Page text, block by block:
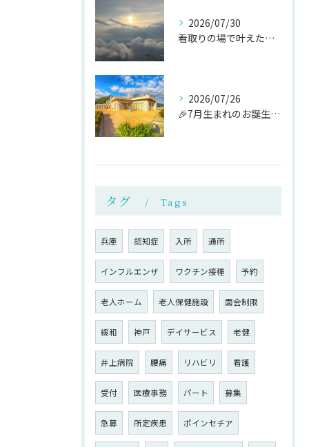
2026/07/30
看取りの場で叶えたご家族の願い
2026/07/26
🎉7月生まれのお誕生日会を開催しました🎂
タグ Tags
兵庫 認知症 入所 通所
インフルエンザ ワクチン接種 予約
老人ホーム 老人保健施設 面会制限
緩和 神戸 デイサービス 老健
井上病院 腰痛 リハビリ 看護
受付 医療事務 パート 募集
急募 所定疾患 ポインセチア